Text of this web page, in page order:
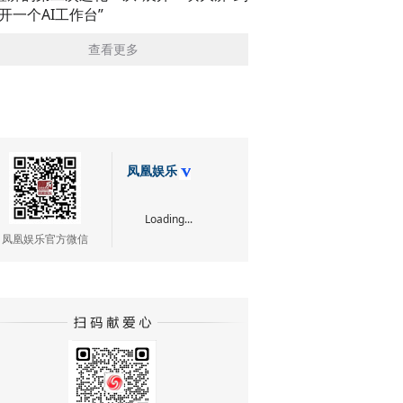
一个AI工作台”
查看更多
凤凰娱乐官方微信
凤凰娱乐
Loading...